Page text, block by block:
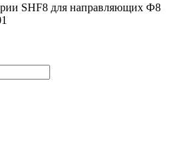
SHF8 для направляющих Ф8